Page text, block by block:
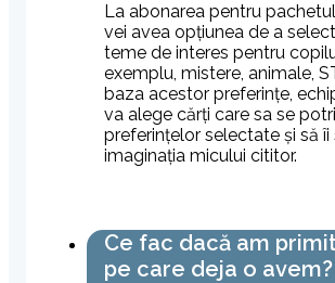
La abonarea pentru
vei avea opțiunea de a
teme de interes pentru
exemplu, mistere, animale,
baza acestor preferințe,
va alege cărți care sa se
preferințelor selectate și să
imaginația micului cititor.
Ce fac dacă am
pe care deja o avem?